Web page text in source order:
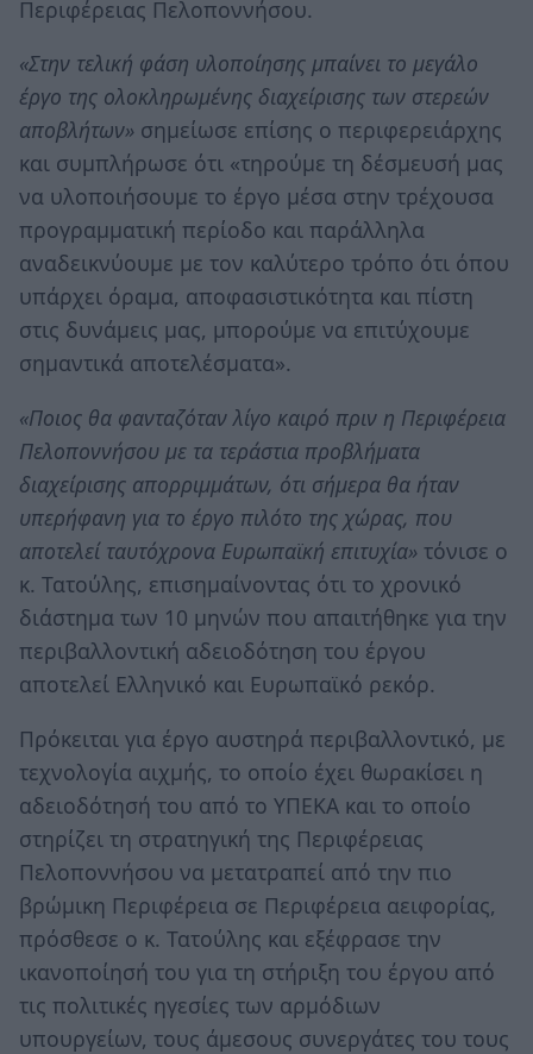
Περιφέρειας Πελοποννήσου.
«Στην τελική φάση υλοποίησης μπαίνει το μεγάλο
έργο της ολοκληρωμένης διαχείρισης των στερεών
αποβλήτων» σημείωσε επίσης ο περιφερειάρχης
και συμπλήρωσε ότι «τηρούμε τη δέσμευσή μας
να υλοποιήσουμε το έργο μέσα στην τρέχουσα
προγραμματική περίοδο και παράλληλα
αναδεικνύουμε με τον καλύτερο τρόπο ότι όπου
υπάρχει όραμα, αποφασιστικότητα και πίστη
στις δυνάμεις μας, μπορούμε να επιτύχουμε
σημαντικά αποτελέσματα».
«Ποιος θα φανταζόταν λίγο καιρό πριν η Περιφέρεια
Πελοποννήσου με τα τεράστια προβλήματα
διαχείρισης απορριμμάτων, ότι σήμερα θα ήταν
υπερήφανη για το έργο πιλότο της χώρας, που
αποτελεί ταυτόχρονα Ευρωπαϊκή επιτυχία» τόνισε ο
κ. Τατούλης, επισημαίνοντας ότι το χρονικό
διάστημα των 10 μηνών που απαιτήθηκε για την
περιβαλλοντική αδειοδότηση του έργου
αποτελεί Ελληνικό και Ευρωπαϊκό ρεκόρ.
Πρόκειται για έργο αυστηρά περιβαλλοντικό, με
τεχνολογία αιχμής, το οποίο έχει θωρακίσει η
αδειοδότησή του από το ΥΠΕΚΑ και το οποίο
στηρίζει τη στρατηγική της Περιφέρειας
Πελοποννήσου να μετατραπεί από την πιο
βρώμικη Περιφέρεια σε Περιφέρεια αειφορίας,
πρόσθεσε ο κ. Τατούλης και εξέφρασε την
ικανοποίησή του για τη στήριξη του έργου από
τις πολιτικές ηγεσίες των αρμόδιων
υπουργείων, τους άμεσους συνεργάτες του τους